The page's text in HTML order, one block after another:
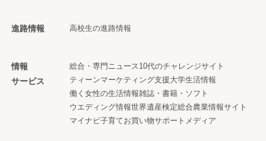
進路情報 高校生の進路情報
情報
サービス
総合・専門ニュース 10代のチャレンジサイト
ティーンマーケティング支援大学生活情報
働く女性の生活情報雑誌・書籍・ソフト
ウエディング情報世界遺産検定総合農業情報サイト
マイナビ子育てお買い物サポートメディア